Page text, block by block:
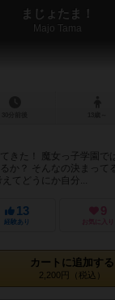
まじょたま！
Majo Tama
きた！ 魔女っ子学園で
か？ そんなの決まって
てどうにか自分...
13
経験あり
9
お気に入り
カートに追加する
2,200円（税込）